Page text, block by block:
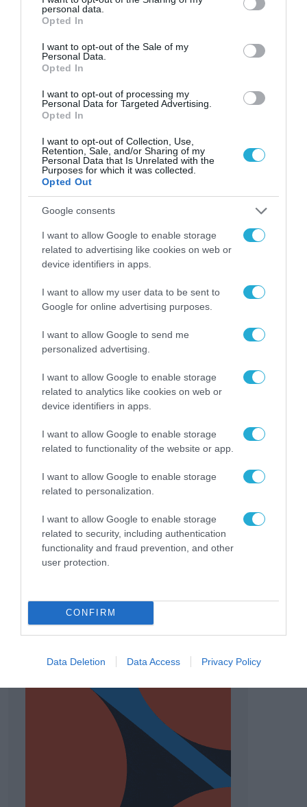
grant or deny consent to Google and its third-party tags to
use your data for below specified purposes in below Google
consent section.
personal data.
Opted In
I want to opt-out of the Sale of my
Personal Data.
Opted In
I want to opt-out of processing my
Personal Data for Targeted Advertising.
Opted In
I want to opt-out of Collection, Use,
Retention, Sale, and/or Sharing of my
Personal Data that Is Unrelated with the
Purposes for which it was collected.
Opted Out
Google consents
I want to allow Google to enable storage
related to advertising like cookies on web or
device identifiers in apps.
I want to allow my user data to be sent to
Google for online advertising purposes.
I want to allow Google to send me
personalized advertising.
I want to allow Google to enable storage
related to analytics like cookies on web or
device identifiers in apps.
I want to allow Google to enable storage
related to functionality of the website or app.
I want to allow Google to enable storage
related to personalization.
I want to allow Google to enable storage
related to security, including authentication
functionality and fraud prevention, and other
user protection.
CONFIRM
Data Deletion Data Access Privacy Policy
ανάπτυξή της.»
Το management team της Lamda Hellix, ένα
από τα πιο καταξιωμένα στην Ευρώπη με
συνολική εμπειρία 60 ετών στο τομέα, θα
συνεχίσει αυτούσιο συμπεριλαμβανομένου
Προέδρου & Διευθύνοντος Συμβούλου
Απόστολου Κάκκου, ο οποίος θα συνεχίσει
να ηγείται του Ομίλου στην περιοχή.
«Είμαστε εξαιρετικά υπερήφανοι για τη
στρατηγική μας συμφωνία με τον Όμιλο της
Digital Realty και την ένταξή μας στην
παγκόσμια πλατφόρμα PlatformDIGITAL»
δήλωσε οΑπόστολος Κάκκος.«Η συνεργασία
αυτή θα μας επιτρέψει όχι μόνο να παρέχουμε
στους πελάτες μας τεράστιες δυνατότητες
επέκτασης και ανάπτυξης σε 6 ηπείρους, 23
χώρες και 48 πόλεις σε όλο τον κόσμο αλλά και
να εκμεταλλευτούμε τις ευκαιρίες στην
ψηφιακό μετασχηματισμό και ανάπτυξη της
Ελλάδας. Παράλληλα θα επιταχύνουμε τα
σημαντικά αναπτυξιακά επενδυτικά μας πλάνα
με νέα world-class data centers καθιστώντας
την Ελλάδα ως τον πλέον ανερχόμενο και
σημαντικό κόμβο στην νέα Ψηφιακή Εποχή: 5G,
Cloud & Big Data, AI, IoT, Industry 4.0.”
TAGS:
DIGITAL REALTY LAMDA HELLIX